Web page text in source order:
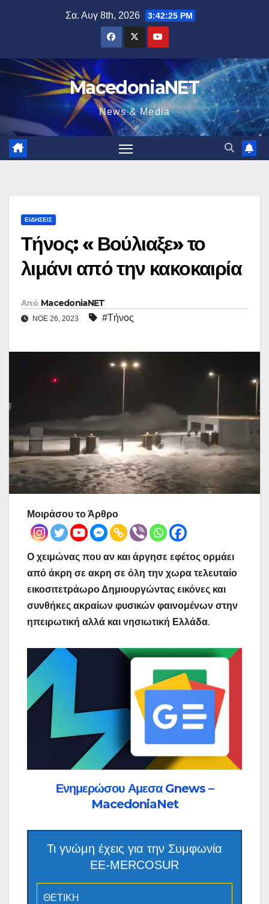
Σα. Αυγ 8th, 2026 3:42:26 PM
MacedoniaNET
News & Media
ΕΙΔΉΣΕΙΣ
Τήνος: « Βούλιαξε» το
λιμάνι από την κακοκαιρία
Από MacedoniaNET
ΝΟΈ 26, 2023 #Τήνος
Μοιράσου το Άρθρο
Ο χειμώνας που αν και άργησε εφέτος ορμάει
από άκρη σε ακρη σε όλη την χωρα τελευταίο
εικοσιτετράωρο Δημιουργώντας εικόνες και
συνθήκες ακραίων φυσικών φαινομένων στην
ηπειρωτική αλλά και νησιωτική Ελλάδα.
Ενημερώσου Αμεσα Gnews –
MacedoniaNet
Τι γνώμη έχεις για την Συμφωνία
ΕΕ-MERCOSUR
ΘΕΤΙΚΗ